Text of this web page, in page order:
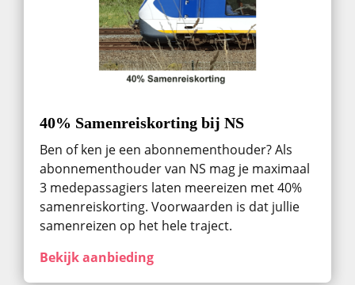
40% Samenreiskorting bij NS
Ben of ken je een abonnementhouder? Als
abonnementhouder van NS mag je maximaal
3 medepassagiers laten meereizen met 40%
samenreiskorting. Voorwaarden is dat jullie
samenreizen op het hele traject.
Bekijk aanbieding